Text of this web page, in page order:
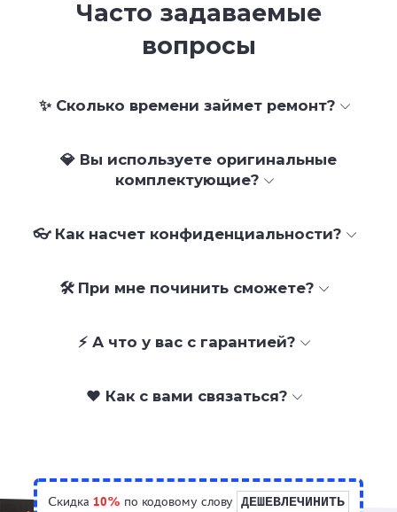
Часто задаваемые
вопросы
✨ Сколько времени займет ремонт?
💎 Вы используете оригинальные
комплектующие?
👓 Как насчет конфиденциальности?
🛠 При мне починить сможете?
⚡ А что у вас с гарантией?
❤️ Как с вами связаться?
Скидка 10% по кодовому слову ДЕШЕВЛЕЧИНИТЬ